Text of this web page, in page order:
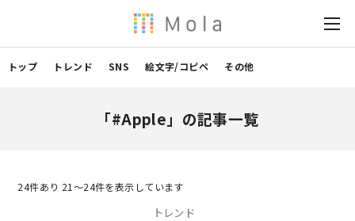
トップ トレンド SNS 絵文字/コピペ その他
「#Apple」の記事一覧
24件あり 21〜24件を表示しています
トレンド